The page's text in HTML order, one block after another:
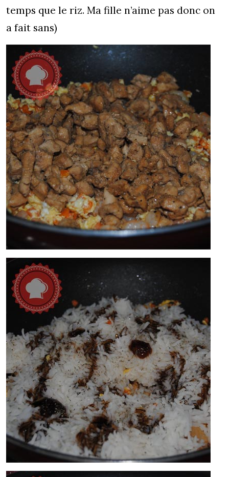
temps que le riz. Ma fille n’aime pas donc on
a fait sans)